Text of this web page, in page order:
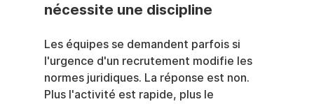
nécessite une discipline
Les équipes se demandent parfois si
l'urgence d'un recrutement modifie les
normes juridiques. La réponse est non.
Plus l'activité est rapide, plus le